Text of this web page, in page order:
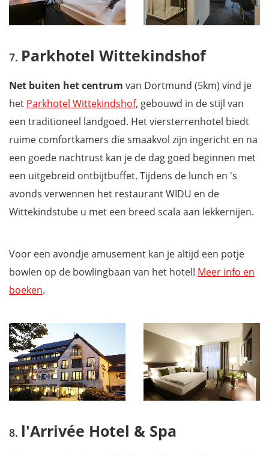
Parkhotel Wittekindshof
Net buiten het centrum van Dortmund (5km) vind je
het Parkhotel Wittekindshof, gebouwd in de stijl van
een traditioneel landgoed. Het viersterrenhotel biedt
ruime comfortkamers die smaakvol zijn ingericht en na
een goede nachtrust kan je de dag goed beginnen met
een uitgebreid ontbijtbuffet. Tijdens de lunch en 's
avonds verwennen het restaurant WIDU en de
Wittekindstube u met een breed scala aan lekkernijen.
Voor een avondje amusement kan je altijd een potje
bowlen op de bowlingbaan van het hotel! Meer info en
boeken.
l'Arrivée Hotel & Spa